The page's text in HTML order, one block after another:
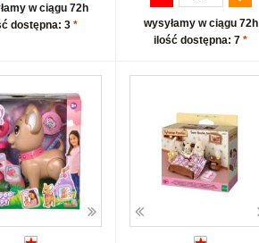
w ciągu 72h
dostępna: 3 *
wysyłamy w ciągu 72h
ilość dostępna: 7 *